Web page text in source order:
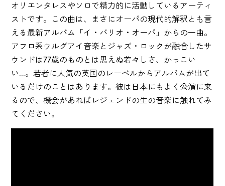
オリエンタレスやソロで精力的に活動しているアーティ
ストです。この曲は、まさにオーパの現代的解釈とも言
える最新アルバム「イ・バリオ・オーパ」からの一曲。
アフロ系ウルグアイ音楽とジャズ・ロックが融合したサ
ウンドは77歳のものとは思えぬ若々しさ、かっこい
い...。若者に人気の英国のレーベルからアルバムが出て
いるだけのことはあります。彼は日本にもよく公演に来
るので、機会があればレジェンドの生の音楽に触れてみ
てください。